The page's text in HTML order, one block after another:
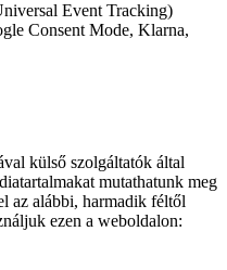
Event Tracking)
Consent Mode, Klarna,
külső szolgáltatók által
mutathatunk meg
az alábbi, harmadik féltől
ezen a weboldalon: